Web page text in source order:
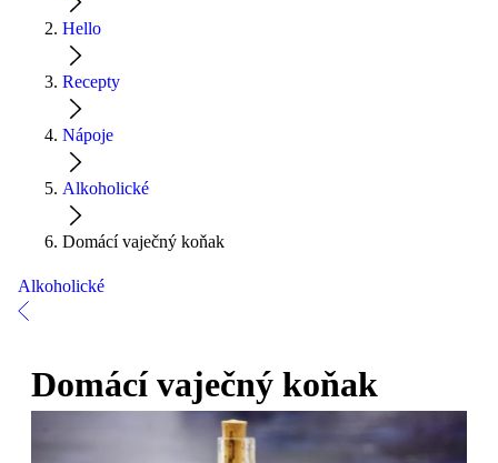
Hello
Recepty
Nápoje
Alkoholické
Domácí vaječný koňak
Alkoholické
Domácí vaječný koňak